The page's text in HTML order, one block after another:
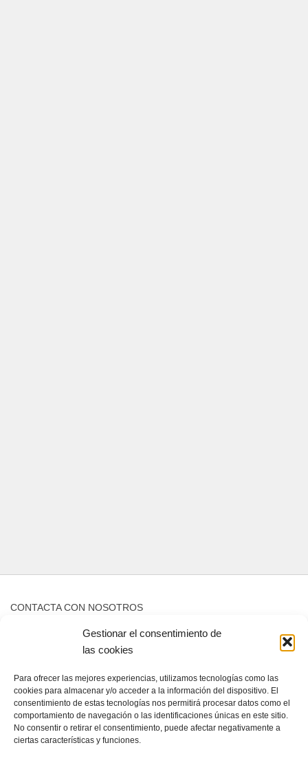
Gestionar el consentimiento de
las cookies
Para ofrecer las mejores experiencias, utilizamos tecnologías como las
cookies para almacenar y/o acceder a la información del dispositivo. El
consentimiento de estas tecnologías nos permitirá procesar datos como el
comportamiento de navegación o las identificaciones únicas en este sitio.
No consentir o retirar el consentimiento, puede afectar negativamente a
ciertas características y funciones.
CONTACTA CON NOSOTROS
QUIENES SOMOS
Quienes somos